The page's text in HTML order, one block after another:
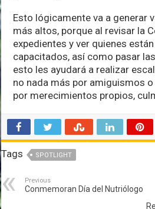
Esto lógicamente va a generar
más altos, porque al revisar la
expedientes y ver quienes
capacitados, así como pasar
esto les ayudará a realizar
no nada más por amiguismos
por merecimientos propios,
Tags SPOTLIGHT
Previous
Conmemoran Día del Nutriólogo